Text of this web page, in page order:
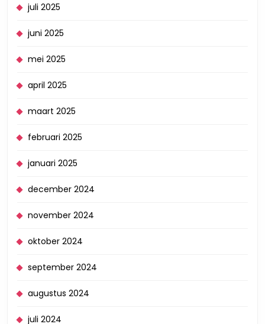
juli 2025
juni 2025
mei 2025
april 2025
maart 2025
februari 2025
januari 2025
december 2024
november 2024
oktober 2024
september 2024
augustus 2024
juli 2024